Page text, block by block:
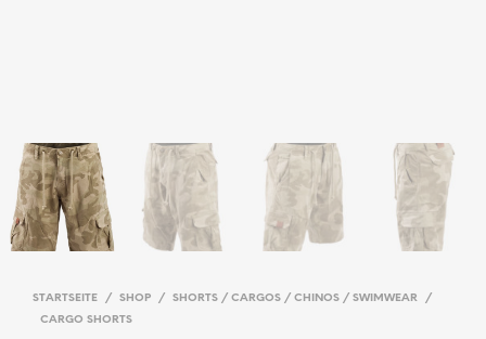
STARTSEITE / SHOP / SHORTS / CARGOS / CHINOS / SWIMWEAR
/
CARGO SHORTS